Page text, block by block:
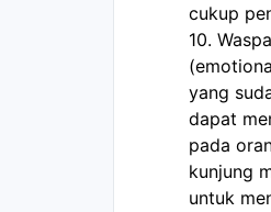
cukup
10.
yang
dapat
pada
kunjung
untuk